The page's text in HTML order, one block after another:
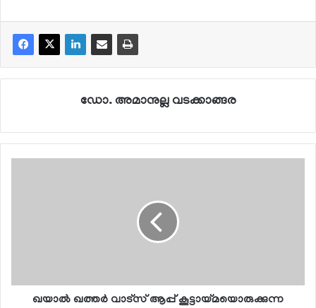
ഡോ. അമാനുല്ല വടക്കാങ്ങര
ഖയാല്‍ ഖത്തര്‍ വാട്സ് ആപ്പ് കൂട്ടായ്മയൊരുക്കുന്ന